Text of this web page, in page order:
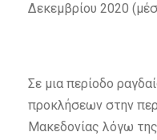
Δεκεμβρίου 2020
Σε μια περίοδο
προκλήσεων στην
Μακεδονίας λόγω